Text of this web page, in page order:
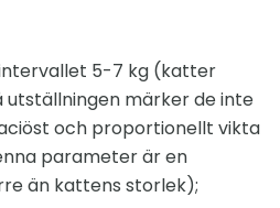
5-7 kg (katter
utställningen märker de inte
och proportionellt vikta
parameter är en
än kattens storlek);